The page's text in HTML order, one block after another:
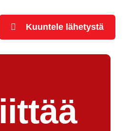
Kuuntele lähetystä